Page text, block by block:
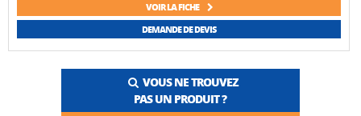
VOIR LA FICHE
DEMANDE DE DEVIS
VOUS NE TROUVEZ
PAS UN PRODUIT ?